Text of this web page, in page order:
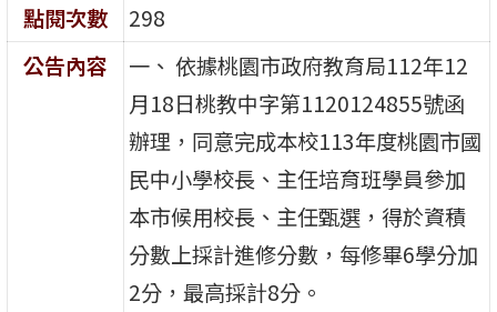
點閱次數
298
公告內容
一、 依據桃園市政府教育局112年12
月18日桃教中字第1120124855號函
辦理，同意完成本校113年度桃園市國
民中小學校長、主任培育班學員參加
本市候用校長、主任甄選，得於資積
分數上採計進修分數，每修畢6學分加
2分，最高採計8分。